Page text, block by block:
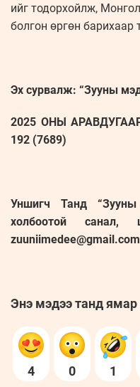
ийг тодорхойлж,
болгон өргөн барихаар
Эх сурвалж: “Зууны
2025 ОНЫ
192 (7689)
Уншигч Танд “Зууны
холбоотой санал,
zuuniimedee@gmail.com
Энэ мэдээ танд ямар
4 0 1